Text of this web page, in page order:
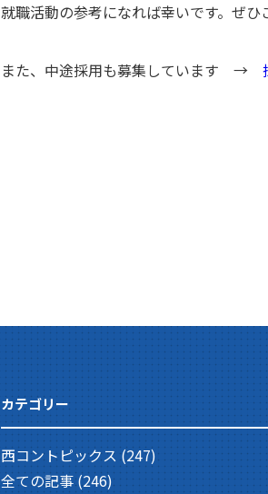
就職活動の参考になれば幸いです。ぜひ
また、中途採用も募集しています →
カテゴリー
西コントピックス(247)
全ての記事(246)